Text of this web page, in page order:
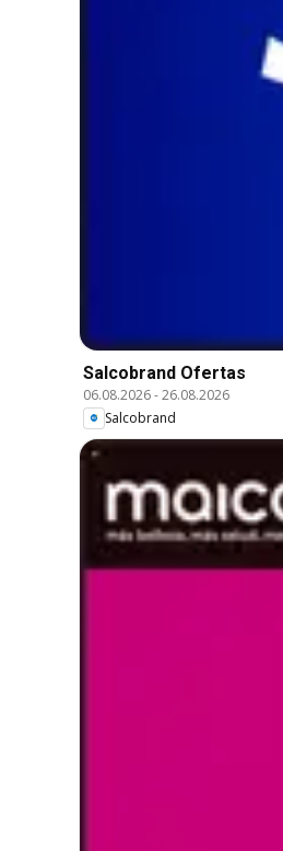
Salcobrand Ofertas
06.08.2026-26.08.2026
Salcobrand